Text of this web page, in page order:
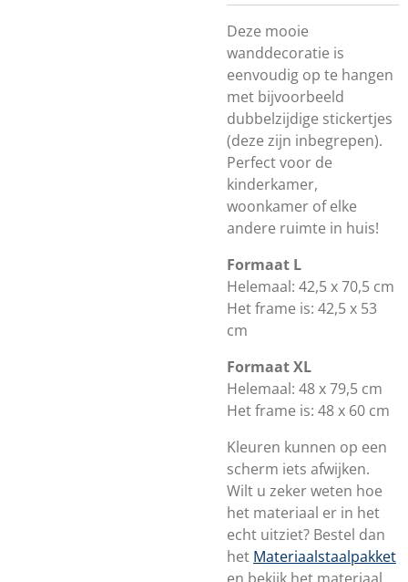
Deze mooie
wanddecoratie is
eenvoudig op te hangen
met bijvoorbeeld
dubbelzijdige stickertjes
(deze zijn inbegrepen).
Perfect voor de
kinderkamer,
woonkamer of elke
andere ruimte in huis!
Formaat L
Helemaal: 42,5 x 70,5 cm
Het frame is: 42,5 x 53
cm
Formaat XL
Helemaal: 48 x 79,5 cm
Het frame is: 48 x 60 cm
Kleuren kunnen op een
scherm iets afwijken.
Wilt u zeker weten hoe
het materiaal er in het
echt uitziet? Bestel dan
het Materiaalstaalpakket